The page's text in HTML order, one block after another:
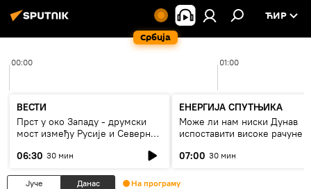
Србија
ЋИР
00:00 01:00
ВЕСТИ
Прст у око Западу - друмски
мост између Русије и Северне
06:30 30 мин
ЕНЕРГИЈА СПУТЊИКА
Може ли нам ниски Дунав
испоставити високе рачуне
07:00 30 мин
Јуче Данас На програму